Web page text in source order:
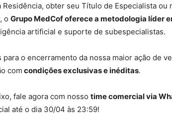
Residência, obter seu Título de Especialista ou
o Grupo MedCof oferece a metodologia líder
artificial e suporte de subespecialistas.
para o encerramento da nossa maior ação de
com condições exclusivas e inéditas.
fale agora com nosso time comercial via
até o dia 30/04 às 23:59!